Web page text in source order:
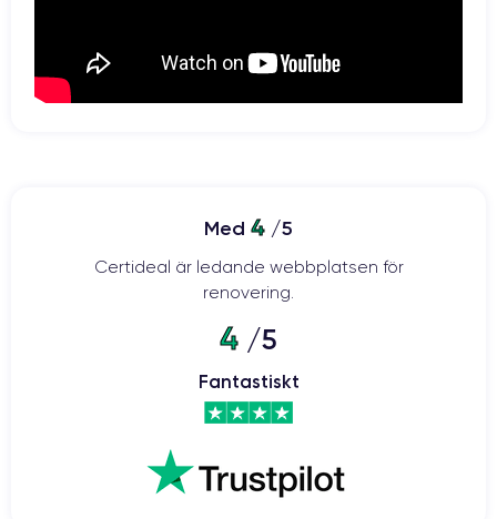
Med 4 /5
Certideal är ledande webbplatsen för
renovering.
4 /5
Fantastiskt